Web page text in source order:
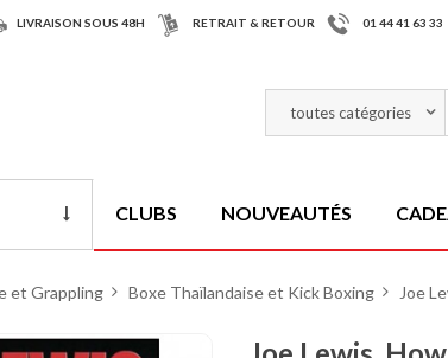
LIVRAISON SOUS 48H RETRAIT & RETOUR 01 44 41 63 33
CLUBS NOUVEAUTÉS
et Grappling > Boxe Thaïlandaise et Kick Boxing > Joe